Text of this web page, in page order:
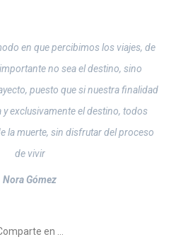
en que percibimos los viajes, de
no sea el destino, sino
puesto que si nuestra finalidad
y exclusivamente el destino, todos
la muerte, sin disfrutar del proceso
de vivir
Nora Gómez
en …